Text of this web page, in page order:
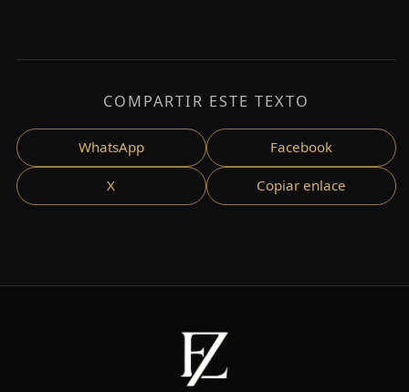
COMPARTIR ESTE TEXTO
WhatsApp Facebook
X Copiar enlace